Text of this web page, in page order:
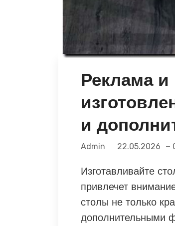
Реклама
и
Admin 22.05.2026
Изготавливайте
привлечет
столы не только
дополнительными